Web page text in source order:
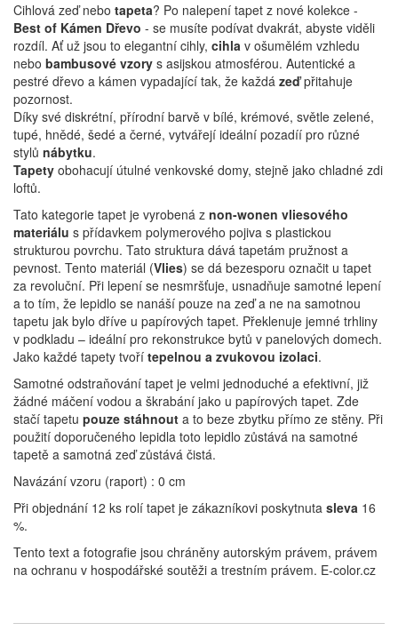
Cihlová zeď nebo tapeta? Po nalepení tapet z nové kolekce -
Best of Kámen Dřevo - se musíte podívat dvakrát, abyste viděli
rozdíl. Ať už jsou to elegantní cihly, cihla v ošumělém vzhledu
nebo bambusové vzory s asijskou atmosférou. Autentické a
pestré dřevo a kámen vypadající tak, že každá zeďpřitahuje
pozornost.
Díky své diskrétní, přírodní barvě v bílé, krémové, světle zelené,
tupé, hnědé, šedé a černé, vytvářejí ideální pozadíí pro různé
stylů nábytku.
Tapety obohacují útulné venkovské domy, stejně jako chladné zdi
loftů.
Tato kategorie tapet je vyrobená z non-wonen vliesového
materiálu s přídavkem polymerového pojiva s plastickou
strukturou povrchu. Tato struktura dává tapetám pružnost a
pevnost. Tento materiál (Vlies) se dá bezesporu označit u tapet
za revoluční. Při lepení se nesmršťuje, usnadňuje samotné lepení
a to tím, že lepidlo se nanáší pouze na zeď a ne na samotnou
tapetu jak bylo dříve u papírových tapet. Překlenuje jemné trhliny
v podkladu – ideální pro rekonstrukce bytů v panelových domech.
Jako každé tapety tvoří tepelnou a zvukovou izolaci.
Samotné odstraňování tapet je velmi jednoduché a efektivní, již
žádné máčení vodou a škrabání jako u papírových tapet. Zde
stačí tapetu pouze stáhnout a to beze zbytku přímo ze stěny. Při
použití doporučeného lepidla toto lepidlo zůstává na samotné
tapetě a samotná zeď zůstává čistá.
Navázání vzoru (raport) : 0 cm
Při objednání 12 ks rolí tapet je zákazníkovi poskytnuta sleva 16
%.
Tento text a fotografie jsou chráněny autorským právem, právem
na ochranu v hospodářské soutěži a trestním právem. E-color.cz